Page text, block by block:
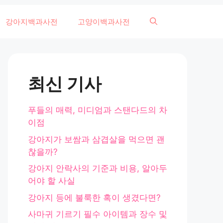
강아지백과사전 고양이백과사전
최신 기사
푸들의 매력, 미디엄과 스탠다드의 차
이점
강아지가 보쌈과 삼겹살을 먹으면 괜
찮을까?
강아지 안락사의 기준과 비용, 알아두
어야 할 사실
강아지 등에 불룩한 혹이 생겼다면?
사마귀 기르기 필수 아이템과 장수 및